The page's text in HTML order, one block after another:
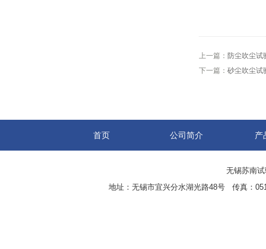
上一篇： 防尘吹尘试
下一篇： 砂尘吹尘试
首页 公司简介 产
无锡苏南
地址：无锡市宜兴分水湖光路48号 传真：